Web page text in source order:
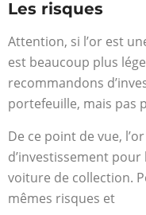
Les risques
Attention, si l’or est
est beaucoup plus
recommandons
portefeuille, mais pas
De ce point de vue,
d’investissement
voiture de collection.
mêmes risques et